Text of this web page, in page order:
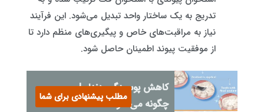
تدریج به یک ساختار واحد تبدیل می‌شود. این فرآیند
نیاز به مراقبت‌های خاص و پیگیری‌های منظم دارد تا
از موفقیت پیوند اطمینان حاصل شود.
کاهش پوسیدگی دندان!
چگونه می شود؟مطلب پیشنهادی برای شما